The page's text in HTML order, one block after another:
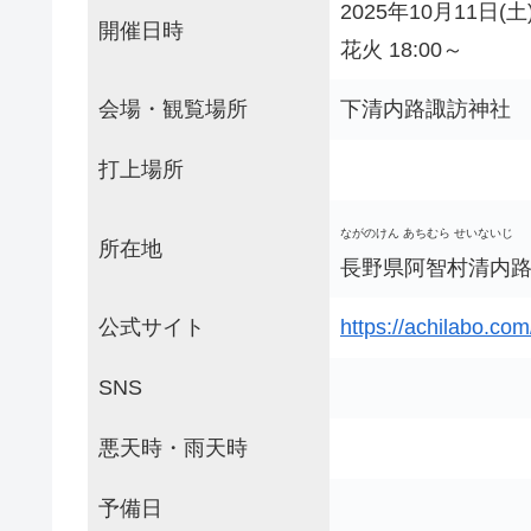
開催日時
2025年10月11日(土
花火 18:00～
会場・観覧場所 下清内路諏訪神社
打上場所
所在地
ながのけん あちむら せいないじ
長野県阿智村清内
公式サイト https://
SNS
悪天時・雨天時
予備日